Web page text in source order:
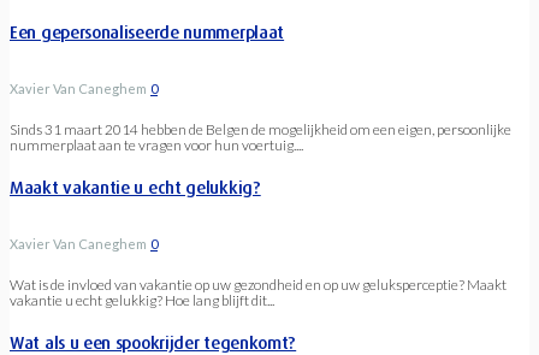
Een gepersonaliseerde nummerplaat
Xavier Van Caneghem 0
Sinds 31 maart 2014 hebben de Belgen de mogelijkheid om een eigen, persoonlijke
nummerplaat aan te vragen voor hun voertuig....
Maakt vakantie u echt gelukkig?
Xavier Van Caneghem 0
Wat is de invloed van vakantie op uw gezondheid en op uw geluksperceptie? Maakt
vakantie u echt gelukkig? Hoe lang blijft dit...
Wat als u een spookrijder tegenkomt?